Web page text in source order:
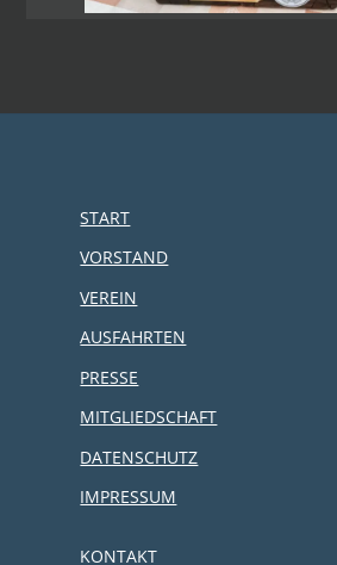
START
VORSTAND
VEREIN
AUSFAHRTEN
PRESSE
MITGLIEDSCHAFT
DATENSCHUTZ
IMPRESSUM
KONTAKT